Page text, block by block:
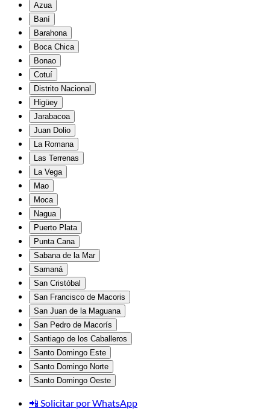
Azua
Baní
Barahona
Boca Chica
Bonao
Cotuí
Distrito Nacional
Higüey
Jarabacoa
Juan Dolio
La Romana
Las Terrenas
La Vega
Mao
Moca
Nagua
Puerto Plata
Punta Cana
Sabana de la Mar
Samaná
San Cristóbal
San Francisco de Macoris
San Juan de la Maguana
San Pedro de Macorís
Santiago de los Caballeros
Santo Domingo Este
Santo Domingo Norte
Santo Domingo Oeste
📲 Solicitar por WhatsApp